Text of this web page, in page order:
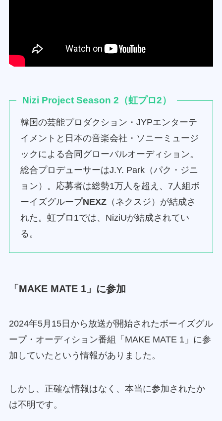
Nizi Project Season 2（虹プロ2）
韓国の芸能プロダクション・JYPエンターテ
イメントと日本の音楽会社・ソニーミュージ
ックによる合同グローバルオーディション。
総合プロデューサーはJ.Y. Park（パク・ジニ
ョン）。応募者は総勢1万人を超え、7人組ボ
ーイズグループNEXZ （ネクスジ）が結成さ
れた。虹プロ1では、NiziUが結成されてい
る。
「MAKE MATE 1」に参加
2024年5月15日から放送が開始されたボーイズグル
ープ・オーディション番組「MAKE MATE 1」に参
加していたという情報がありました。
しかし、正確な情報はなく、本当に参加されたか
は不明です。